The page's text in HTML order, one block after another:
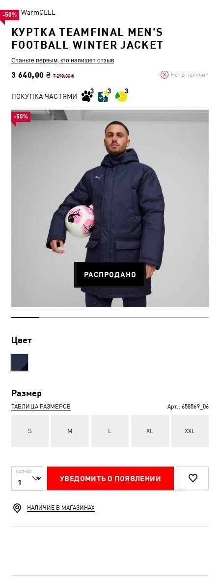
WarmCELL
КУРТКА TEAMFINAL MEN'S
FOOTBALL WINTER JACKET
Станьте первым, кто напишет отзыв
3 640,00 ₴ 7 290,00 ₴ Нет в наличии
-50%
ПОКУПКА ЧАСТЯМИ
РАСПРОДАНО
Цвет
Размер
ТАБЛИЦА РАЗМЕРОВ Арт.: 658569_06
S M L XL XXL
КОЛ-ВО
УВЕДОМИТЬ О ПОЯВЛЕНИИ
-50%
НАЛИЧИЕ В МАГАЗИНАХ